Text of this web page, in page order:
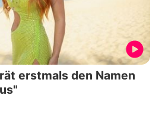
erstmals den Namen